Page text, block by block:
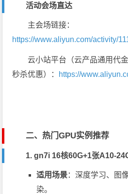
活动会场直达
主会场链接：
https://www.aliyun.com/activity/
云小站平台（云产品通用代
秒杀优惠）： https://
二、热门GPU实例推荐
1. gn7i 16核60G+1张A10-
适用场景：深度学习、图
染。